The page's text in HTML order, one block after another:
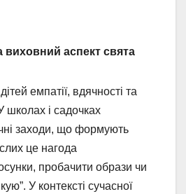
виховний аспект свята
емпатії, вдячності та
школах і садочках
заходи, що формують
це нагода
пробачити образи чи
У контексті сучасної